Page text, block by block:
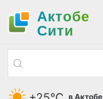
Актобе
Cити
в Актобе